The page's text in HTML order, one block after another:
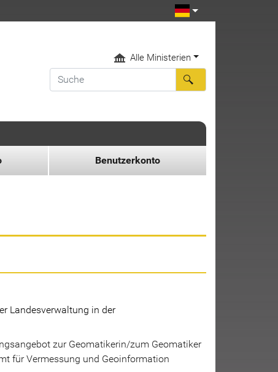
Alle Ministerien
Benutzerkonto
Landesverwaltung in der
zur Geomatikerin/zum Geomatiker
für Vermessung und Geoinformation